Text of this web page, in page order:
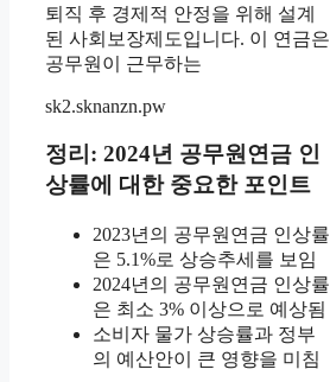
퇴직 후 경제적 안정을 위해 설계
된 사회보장제도입니다. 이 연금은
공무원이 근무하는
sk2.sknanzn.pw
정리: 2024년 공무원연금 인
상률에 대한 중요한 포인트
2023년의 공무원연금 인상률
은 5.1%로 상승추세를 보임
2024년의 공무원연금 인상률
은 최소 3% 이상으로 예상됨
소비자 물가 상승률과 정부
의 예산안이 큰 영향을 미침